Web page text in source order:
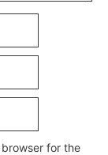
for the